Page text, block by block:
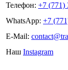
Телефон: +7 (771)
WhatsApp: +7
E-Mail:
Наш Instagram